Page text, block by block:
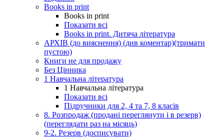
Books in print
Books in print
Показати всі
Books in print. Дитяча література
АРХІВ (до вияснення) (див коментар)(тримати
пустою)
Книги не для продажу
Без Цінника
1 Навчальна література
1 Навчальна література
Показати всі
Підручники для 2, 4 та 7, 8 класів
8. Розпродаж (продані переглянути і в резерв)
(переглядати раз на місяць)
9-2. Резерв (досписувати)